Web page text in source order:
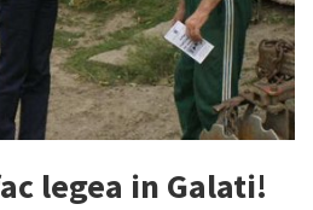
legea in Galati!